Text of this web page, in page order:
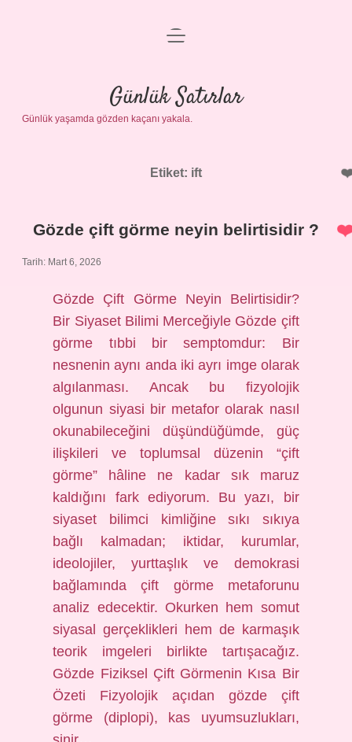
Anasayfa
Gizlilik Politikası
Yasal Uyarı
menüyü
Günlük Satırlar
Günlük yaşamda gözden kaçanı yakala.
Etiket: ift
Gözde çift görme neyin belirtisidir ?
Tarih: Mart 6, 2026
Gözde Çift Görme Neyin Belirtisidir?
Bir Siyaset Bilimi Merceğiyle Gözde çift
görme tıbbi bir semptomdur: Bir
nesnenin aynı anda iki ayrı imge olarak
algılanması. Ancak bu fizyolojik
olgunun siyasi bir metafor olarak nasıl
okunabileceğini düşündüğümde, güç
ilişkileri ve toplumsal düzenin “çift
görme” hâline ne kadar sık maruz
kaldığını fark ediyorum. Bu yazı, bir
siyaset bilimci kimliğine sıkı sıkıya
bağlı kalmadan; iktidar, kurumlar,
ideolojiler, yurttaşlık ve demokrasi
bağlamında çift görme metaforunu
analiz edecektir. Okurken hem somut
siyasal gerçeklikleri hem de karmaşık
teorik imgeleri birlikte tartışacağız.
Gözde Fiziksel Çift Görmenin Kısa Bir
Özeti Fizyolojik açıdan gözde çift
görme (diplopi), kas uyumsuzlukları,